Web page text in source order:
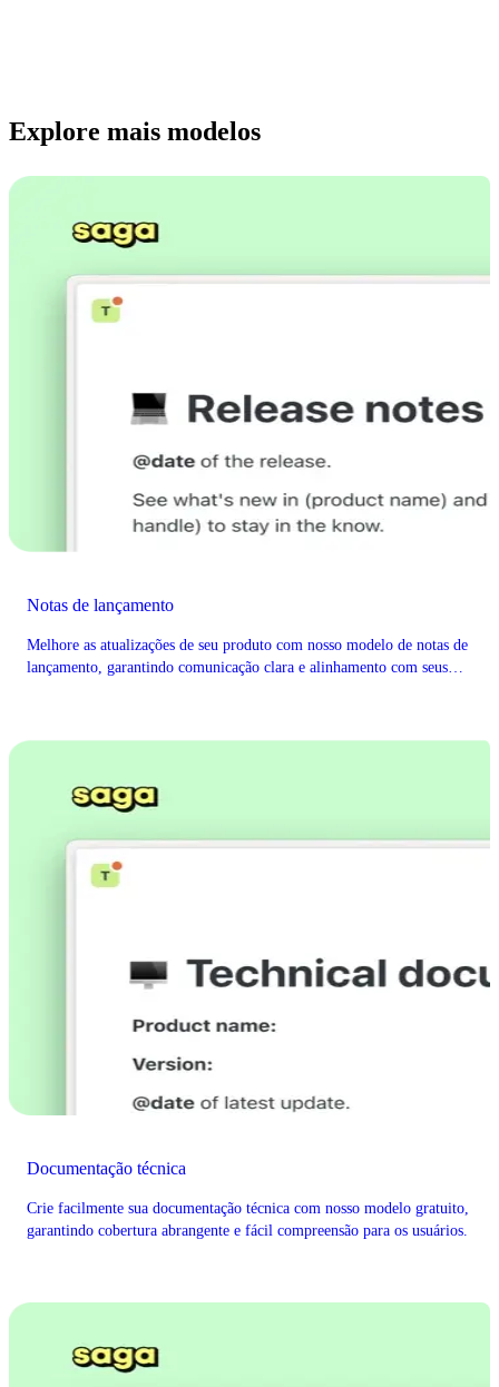
Explore mais modelos
Notas de lançamento
Melhore as atualizações de seu produto com nosso modelo de notas de
lançamento, garantindo comunicação clara e alinhamento com seus
Documentação técnica
Crie facilmente sua documentação técnica com nosso modelo gratuito,
garantindo cobertura abrangente e fácil compreensão para os usuários.